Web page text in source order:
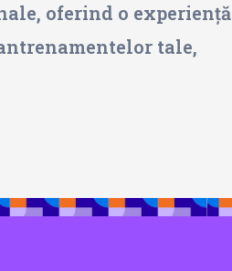
oferind o experiență
tale,